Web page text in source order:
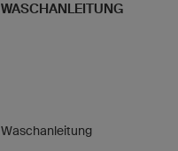
WASCHANLEITUNG
Waschanleitung